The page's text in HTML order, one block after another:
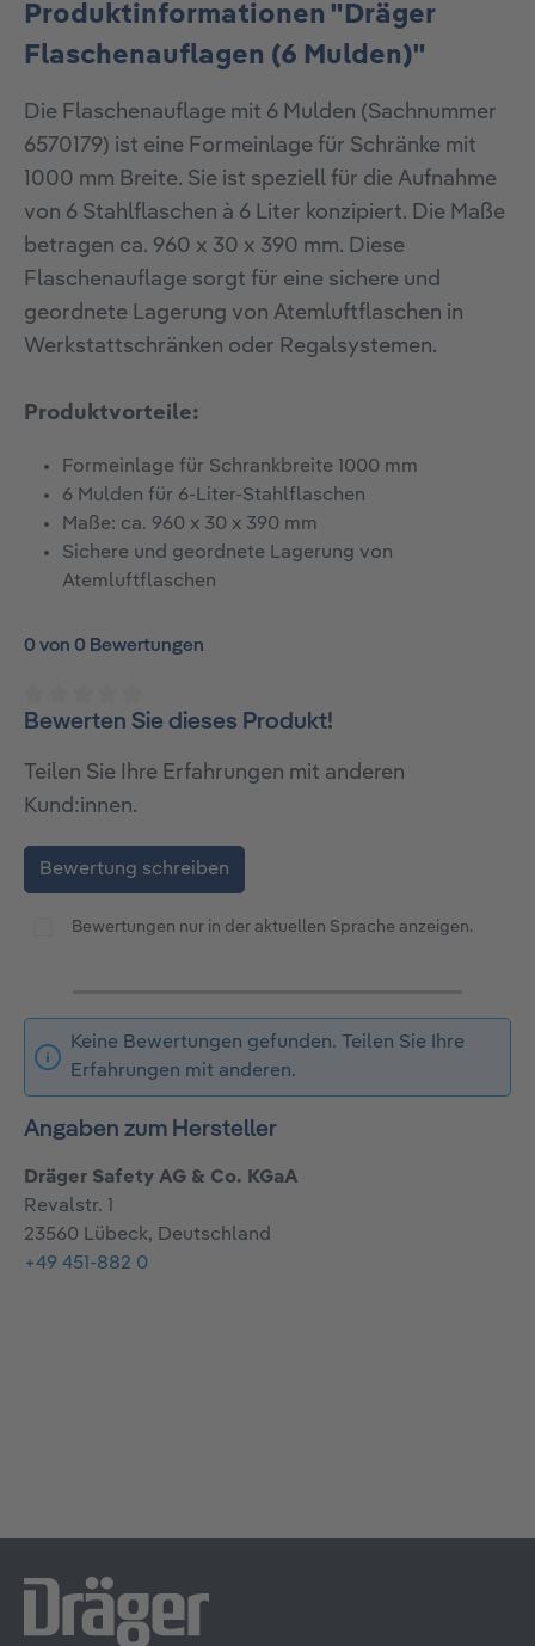
Produktinformationen "Dräger
Flaschenauflagen (6 Mulden)"
Die Flaschenauflage mit 6 Mulden (Sachnummer
6570179) ist eine Formeinlage für Schränke mit
1000 mm Breite. Sie ist speziell für die Aufnahme
von 6 Stahlflaschen à 6 Liter konzipiert. Die Maße
betragen ca. 960 x 30 x 390 mm. Diese
Flaschenauflage sorgt für eine sichere und
geordnete Lagerung von Atemluftflaschen in
Werkstattschränken oder Regalsystemen.
Produktvorteile:
Formeinlage für Schrankbreite 1000 mm
6 Mulden für 6-Liter-Stahlflaschen
Maße: ca. 960 x 30 x 390 mm
Sichere und geordnete Lagerung von
Atemluftflaschen
0 von 0 Bewertungen
Durchschnittliche Bewertung von 0 von 5 Sternen
Bewerten Sie dieses Produkt!
Teilen Sie Ihre Erfahrungen mit anderen
Kund:innen.
Bewertung schreiben
Bewertungen nur in der aktuellen Sprache anzeigen.
Keine Bewertungen gefunden. Teilen Sie Ihre
Erfahrungen mit anderen.
Angaben zum Hersteller
Dräger Safety AG & Co. KGaA
Revalstr. 1
23560 Lübeck, Deutschland
+49 451-882 0